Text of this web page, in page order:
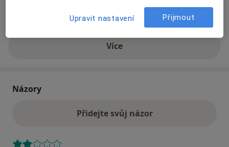
Na teto adrese lékař přijímá pacienty na pojišťovnu
Víceo adrese
Názory
Přidejte svůj názor
Upravit nastavení Přijmout